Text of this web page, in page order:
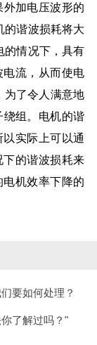
加电压波形的
的谐波损耗将大
的情况下，具有
流，从而使电
为了令人满意地
组。电机的谐
实际上可以通
的谐波损耗来
机效率下降的
要如何处理？
了解过吗？"